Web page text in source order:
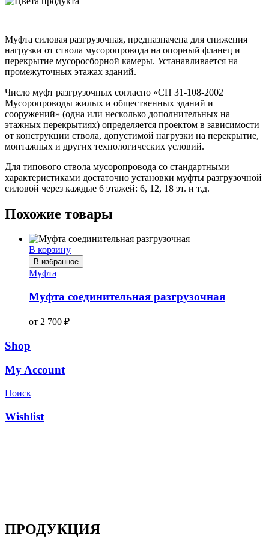
Муфта силовая разгрузочная, предназначена для снижения
нагрузки от ствола мусоропровода на опорный фланец и
перекрытие мусоросборной камеры. Устанавливается на
промежуточных этажах зданий.
Число муфт разгрузочных согласно «СП 31-108-2002
Мусоропроводы жилых и общественных зданий и
сооружений» (одна или несколько дополнительных на
этажных перекрытиях) определяется проектом в зависимости
от конструкции ствола, допустимой нагрузки на перекрытие,
монтажных и других технологических условий.
Для типового ствола мусоропровода со стандартными
характеристиками достаточно установки муфты разгрузочной
силовой через каждые 6 этажей: 6, 12, 18 эт. и т.д.
Похожие товары
В корзину
В избранное
Муфта
Муфта соединительная разгрузочная
от 2 700 ₽
Shop
My Account
Поиск
Wishlist
ПРОДУКЦИЯ